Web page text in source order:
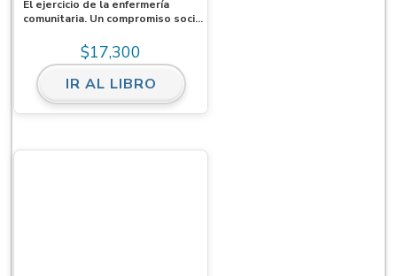
El ejercicio de la enfermería
comunitaria. Un compromiso social,
laboral 1967-2003
$17,300
IR AL LIBRO